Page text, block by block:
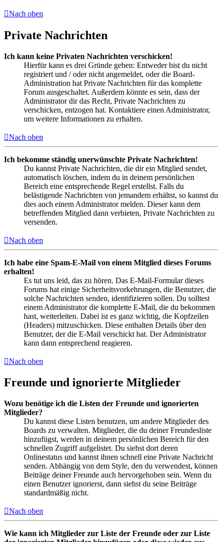
Nach oben
Private Nachrichten
Ich kann keine Privaten Nachrichten verschicken!
Hierfür kann es drei Gründe geben: Entweder bist du nicht
registriert und / oder nicht angemeldet, oder die Board-
Administration hat Private Nachrichten für das komplette
Forum ausgeschaltet. Außerdem könnte es sein, dass der
Administrator dir das Recht, Private Nachrichten zu
verschicken, entzogen hat. Kontaktiere einen Administrator,
um weitere Informationen zu erhalten.
Nach oben
Ich bekomme ständig unerwünschte Private Nachrichten!
Du kannst Private Nachrichten, die dir ein Mitglied sendet,
automatisch löschen, indem du in deinem persönlichen
Bereich eine entsprechende Regel erstellst. Falls du
belästigende Nachrichten von jemandem erhältst, so kannst du
dies auch einem Administrator melden. Dieser kann dem
betreffenden Mitglied dann verbieten, Private Nachrichten zu
versenden.
Nach oben
Ich habe eine Spam-E-Mail von einem Mitglied dieses Forums
erhalten!
Es tut uns leid, das zu hören. Das E-Mail-Formular dieses
Forums hat einige Sicherheitsvorkehrungen, die Benutzer, die
solche Nachrichten senden, identifizieren sollen. Du solltest
einem Administrator die komplette E-Mail, die du bekommen
hast, weiterleiten. Dabei ist es ganz wichtig, die Kopfzeilen
(Headers) mitzuschicken. Diese enthalten Details über den
Benutzer, der die E-Mail verschickt hat. Der Administrator
kann dann entsprechend reagieren.
Nach oben
Freunde und ignorierte Mitglieder
Wozu benötige ich die Listen der Freunde und ignorierten
Mitglieder?
Du kannst diese Listen benutzen, um andere Mitglieder des
Boards zu verwalten. Mitglieder, die du deiner Freundesliste
hinzufügst, werden in deinem persönlichen Bereich für den
schnellen Zugriff aufgelistet. Du siehst dort deren
Onlinestatus und kannst ihnen schnell eine Private Nachricht
senden. Abhängig von dem Style, den du verwendest, können
Beiträge deiner Freunde auch hervorgehoben sein. Wenn du
einen Benutzer ignorierst, dann siehst du seine Beiträge
standardmäßig nicht.
Nach oben
Wie kann ich Mitglieder zur Liste der Freunde oder zur Liste